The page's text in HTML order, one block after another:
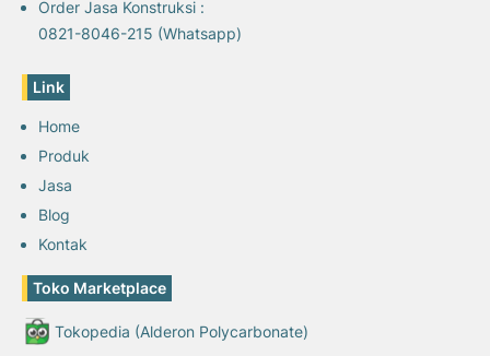
Order Jasa Konstruksi :
0821-8046-215 (Whatsapp)
Link
Home
Produk
Jasa
Blog
Kontak
Toko Marketplace
Tokopedia (Alderon Polycarbonate)